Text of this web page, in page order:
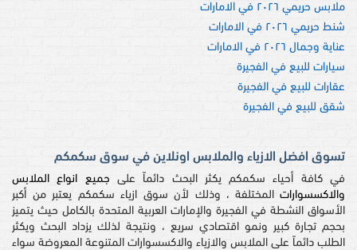
ملابس حريمي ٢٠٢٦ في الامارات
شنط حريمي ٢٠٢٦ في الامارات
عناية وجمال ٢٠٢٦ في الامارات
سيارات للبيع في الفجيرة
عقارات للبيع في الفجيرة
شقق للبيع في الفجيرة
تسوق افضل الازياء والملابس اونلاين في سوق سكمكم
في كافة أحياء سكمكم يكثر البحث دائماً على جميع انواع الملابس
والاكسسوارات المختلفة ، وذلك لأن سوق ازياء سكمكم يعتبر من أكبر
الأسواق النشطة في الفجيرة والإمارات العربية المتحدة بالكامل حيث يتميز
بحجم تجارة كبير ونمو اقتصادي سريع ، ونتيجة لذلك يزداد البحث ويكثر
الطلب دائماً على الملابس والازياء والاكسسوارات المتنوعة المعروضة سواء